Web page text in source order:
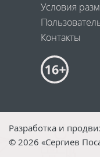
Условия
Контакты
Разработка и
© 2026 «Сергиев